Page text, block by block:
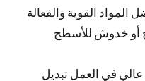
القوية والفعالة
أو خدوش للأسطح
في العمل تبديل